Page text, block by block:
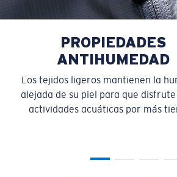
PROPIEDADES
ANTIHUMEDAD
Los tejidos ligeros mantienen la
alejada de su piel para que disfrute
actividades acuáticas por más